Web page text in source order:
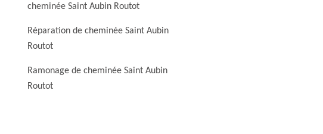
cheminée Saint Aubin Routot
Réparation de cheminée Saint Aubin
Routot
Ramonage de cheminée Saint Aubin
Routot